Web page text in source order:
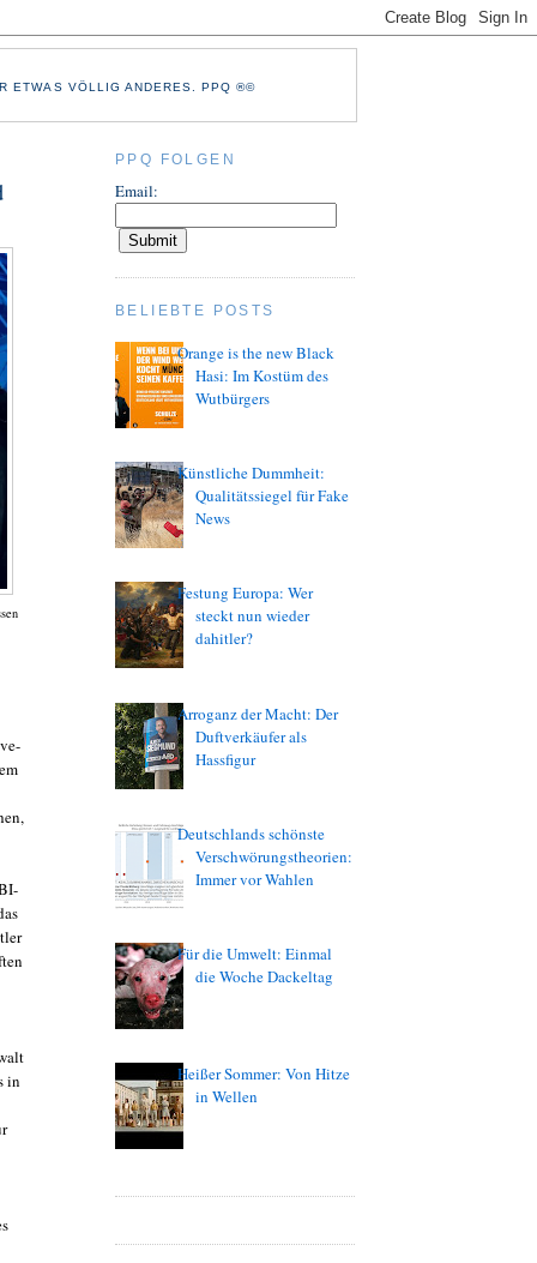
ETWAS VÖLLIG ANDERES. PPQ ®©
in
PPQ FOLGEN
Email:
BELIEBTE POSTS
Orange is the new Black
Hasi: Im Kostüm des
Wutbürgers
Künstliche Dummheit:
Qualitätssiegel für Fake
News
Festung Europa: Wer
steckt nun wieder
dahitler?
Arroganz der Macht: Der
Duftverkäufer als
Hassfigur
Deutschlands schönste
Verschwörungstheorien:
Immer vor Wahlen
Für die Umwelt: Einmal
die Woche Dackeltag
Heißer Sommer: Von Hitze
in Wellen